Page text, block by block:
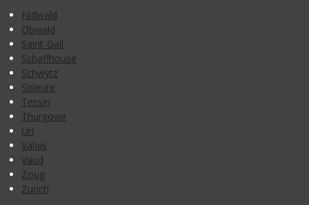
Nidwald
Obwald
Saint-Gall
Schaffhouse
Schwytz
Soleure
Tessin
Thurgovie
Uri
Valais
Vaud
Zoug
Zurich